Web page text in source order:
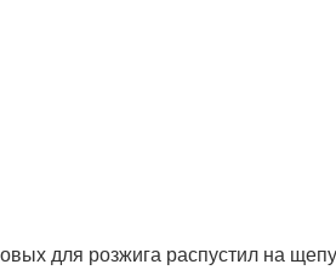
для розжига распустил на